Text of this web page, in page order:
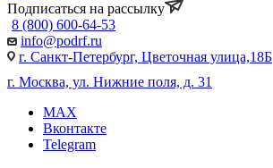
Подписаться на рассылку
8 (800) 600-64-53
info@podrf.ru
г. Санкт-Петербург, Цветочная улица,18Б
г. Москва, ул. Нижние поля, д. 31
MAX
Вконтакте
Telegram